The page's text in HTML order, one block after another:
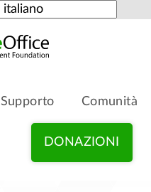
Supporto Comunità
DONAZIONI